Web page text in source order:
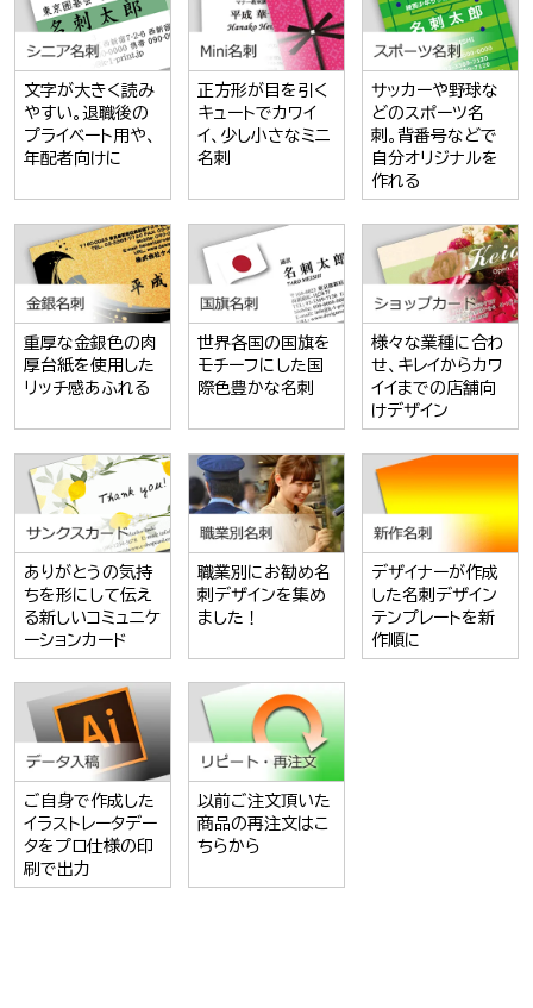
文字が大きく読み
やすい。退職後の
プライベート用や、
年配者向けに
正方形が目を引く
キュートでカワイ
イ、少し小さなミニ
名刺
サッカーや野球な
どのスポーツ名
刺。背番号などで
自分オリジナルを
作れる
重厚な金銀色の肉
厚台紙を使用した
リッチ感あふれる
世界各国の国旗を
モチーフにした国
際色豊かな名刺
様々な業種に合わ
せ、キレイからカワ
イイまでの店舗向
けデザイン
ありがとうの気持
ちを形にして伝え
る新しいコミュニケ
ーションカード
職業別にお勧め名
刺デザインを集め
ました！
デザイナーが作成
した名刺デザイン
テンプレートを新
作順に
ご自身で作成した
イラストレータデー
タをプロ仕様の印
刷で出力
以前ご注文頂いた
商品の再注文はこ
ちらから